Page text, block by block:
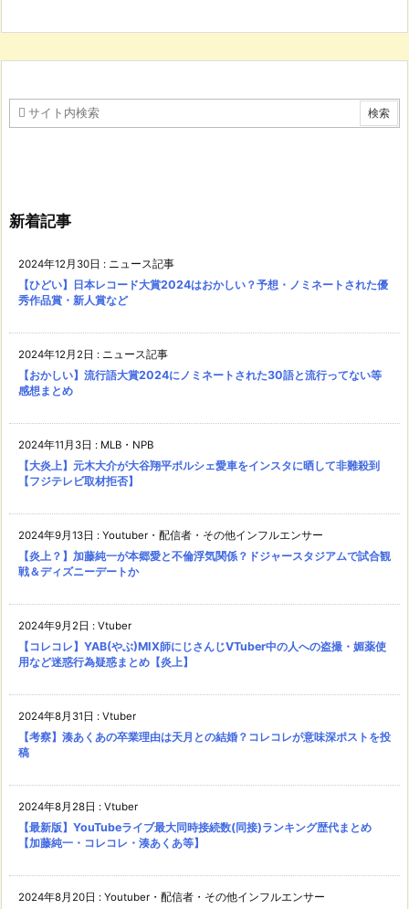
新着記事
2024年12月30日 : ニュース記事
【ひどい】日本レコード大賞2024はおかしい？予想・ノミネートされた優
秀作品賞・新人賞など
2024年12月2日 : ニュース記事
【おかしい】流行語大賞2024にノミネートされた30語と流行ってない等
感想まとめ
2024年11月3日 : MLB・NPB
【大炎上】元木大介が大谷翔平ポルシェ愛車をインスタに晒して非難殺到
【フジテレビ取材拒否】
2024年9月13日 : Youtuber・配信者・その他インフルエンサー
【炎上？】加藤純一が本郷愛と不倫浮気関係？ドジャースタジアムで試合観
戦＆ディズニーデートか
2024年9月2日 : Vtuber
【コレコレ】YAB(やぶ)MIX師にじさんじVTuber中の人への盗撮・媚薬使
用など迷惑行為疑惑まとめ【炎上】
2024年8月31日 : Vtuber
【考察】湊あくあの卒業理由は天月との結婚？コレコレが意味深ポストを投
稿
2024年8月28日 : Vtuber
【最新版】YouTubeライブ最大同時接続数(同接)ランキング歴代まとめ
【加藤純一・コレコレ・湊あくあ等】
2024年8月20日 : Youtuber・配信者・その他インフルエンサー